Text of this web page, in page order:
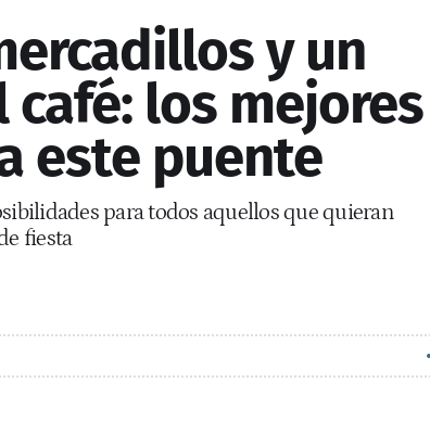
y un
los mejores
este puente
para todos aquellos que quieran
fiesta